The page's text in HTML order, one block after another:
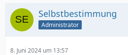
Selbstbestimmung
Administrator
8. Juni 2024 um 13:57